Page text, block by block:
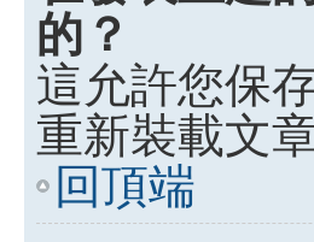
的？
這允許您保
重新裝載文
回頂端